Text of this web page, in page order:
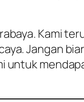
Kami
Jangan
untuk